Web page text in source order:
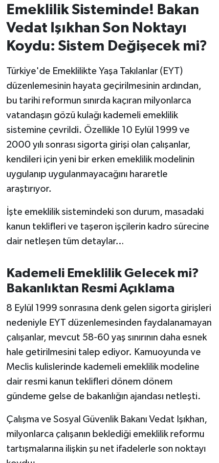
Emeklilik Sisteminde! Bakan
Vedat Işıkhan Son Noktayı
Koydu: Sistem Değişecek mi?
Türkiye'de Emeklilikte Yaşa Takılanlar (EYT)
düzenlemesinin hayata geçirilmesinin ardından,
bu tarihi reformun sınırda kaçıran milyonlarca
vatandaşın gözü kulağı kademeli emeklilik
sistemine çevrildi. Özellikle 10 Eylül 1999 ve
2000 yılı sonrası sigorta girişi olan çalışanlar,
kendileri için yeni bir erken emeklilik modelinin
uygulanıp uygulanmayacağını hararetle
araştırıyor.
İşte emeklilik sistemindeki son durum, masadaki
kanun teklifleri ve taşeron işçilerin kadro sürecine
dair netleşen tüm detaylar…
Kademeli Emeklilik Gelecek mi?
Bakanlıktan Resmi Açıklama
8 Eylül 1999 sonrasına denk gelen sigorta girişleri
nedeniyle EYT düzenlemesinden faydalanamayan
çalışanlar, mevcut 58-60 yaş sınırının daha esnek
hale getirilmesini talep ediyor. Kamuoyunda ve
Meclis kulislerinde kademeli emeklilik modeline
dair resmi kanun teklifleri dönem dönem
gündeme gelse de bakanlığın ajandası netleşti.
Çalışma ve Sosyal Güvenlik Bakanı Vedat Işıkhan,
milyonlarca çalışanın beklediği emeklilik reformu
tartışmalarına ilişkin şu net ifadelerle son noktayı
KENT GÜNDEMİ
Kepsut
KÜLTÜR-SANAT
MAGAZİN
MANŞET
Manyas
OLAY
OTOMOTİV
Resmi İlanlar
SAĞLIK
Savaştepe
SEYAHAT
Sındırgı
SPOR
SÜRMANŞET
Susurluk
TARİHTE BUGÜN